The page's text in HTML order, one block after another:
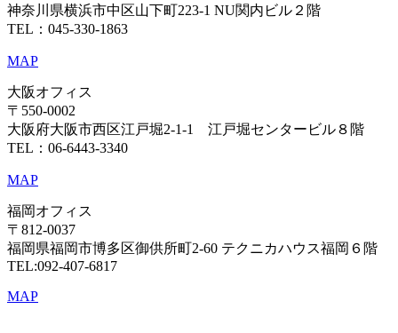
神奈川県横浜市中区山下町223-1 NU関内ビル２階
TEL：045-330-1863
MAP
大阪オフィス
〒550-0002
大阪府大阪市西区江戸堀2-1-1 江戸堀センタービル８階
TEL：06-6443-3340
MAP
福岡オフィス
〒812-0037
福岡県福岡市博多区御供所町2-60 テクニカハウス福岡６階
TEL:092-407-6817
MAP